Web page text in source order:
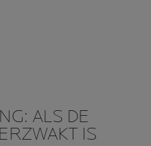
ALS DE
IS